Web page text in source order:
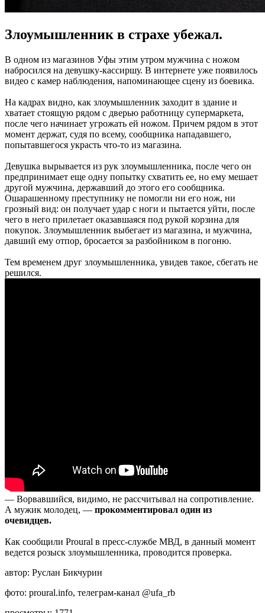
Злоумышленник в страхе убежал.
В одном из магазинов Уфы этим утром мужчина с ножом
набросился на девушку-кассиршу. В интернете уже появилось
видео с камер наблюдения, напоминающее сцену из боевика.
На кадрах видно, как злоумышленник заходит в здание и
хватает стоящую рядом с дверью работницу супермаркета,
после чего начинает угрожать ей ножом. Причем рядом в этот
момент держат, судя по всему, сообщника нападавшего,
попытавшегося украсть что-то из магазина.
Девушка вырывается из рук злоумышленника, после чего он
предпринимает еще одну попытку схватить ее, но ему мешает
другой мужчина, державший до этого его сообщника.
Ошарашенному преступнику не помогли ни его нож, ни
грозный вид: он получает удар с ноги и пытается уйти, после
чего в него прилетает оказавшаяся под рукой корзина для
покупок. Злоумышленник выбегает из магазина, и мужчина,
давший ему отпор, бросается за разбойником в погоню.
Тем временем друг злоумышленника, увидев такое, сбегать не
решился.
— Ворвавшийся, видимо, не рассчитывал на сопротивление.
А мужик молодец, — прокомментировал один из
очевидцев.
Как сообщили Proural в пресс-службе МВД, в данный момент
ведется розыск злоумышленника, проводится проверка.
автор: Руслан Бикчурин
фото: proural.info, телеграм-канал @ufa_rb